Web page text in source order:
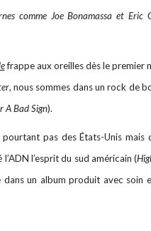
comme Joe Bonamassa et Eric
frappe aux oreilles dès le premier
, nous sommes dans un rock de
A Bad Sign).
pas des États-Unis mais
l’esprit du sud américain (
dans un album produit avec